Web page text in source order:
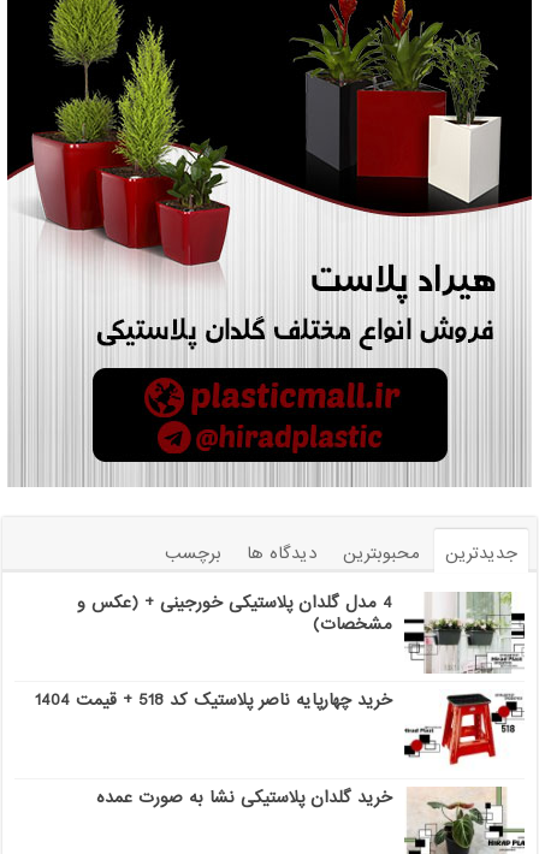
جدیدترین محبوبترین دیدگاه ها
برچسب
4 مدل گلدان پلاستیکی خورجینی + (عکس و
مشخصات)
خرید چهارپایه ناصر پلاستیک کد 518 + قیمت 1404
خرید گلدان پلاستیکی نشا به صورت عمده